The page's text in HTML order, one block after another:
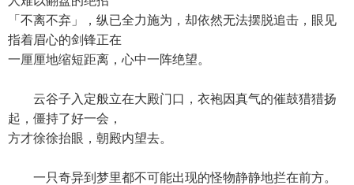
「不离不弃」，纵已全力施为，却依然无法摆脱追击，眼见
指着眉心的剑锋正在
一厘厘地缩短距离，心中一阵绝望。
云谷子入定般立在大殿门口，衣袍因真气的催鼓猎猎扬
起，僵持了好一会，
方才徐徐抬眼，朝殿内望去。
一只奇异到梦里都不可能出现的怪物静静地拦在前方。